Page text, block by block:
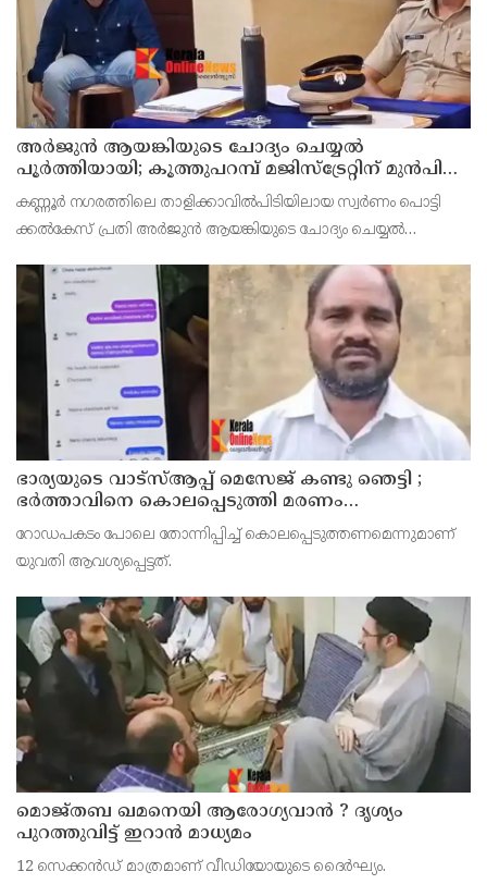
അര്‍ജുന്‍ ആയങ്കിയുടെ ചോദ്യം ചെയ്യല്‍
പൂര്‍ത്തിയായി; കൂത്തുപറമ്പ് മജിസ്ട്രേറ്റിന് മുൻപില്‍
ഹാജരാക്കും
കണ്ണൂർ നഗരത്തിലെ താളിക്കാവിൽപിടിയിലായ സ്വർണം പൊട്ടി
ക്കൽകേസ് പ്രതി അര്‍ജുന്‍ ആയങ്കിയുടെ ചോദ്യം ചെയ്യല്‍
ഭാര്യയുടെ വാട്സ്ആപ്പ് മെസേജ് കണ്ടു ഞെട്ടി ;
ഭര്‍ത്താവിനെ കൊലപ്പെടുത്തി മരണം
റോഡപകടമാക്കി മാറ്റാന്‍ കാമുകനുമായി
പദ്ധതിയിട്ട യുവതിയും സുഹൃത്തും ഒളിവില്‍
റോഡപകടം പോലെ തോന്നിപ്പിച്ച് കൊലപ്പെടുത്തണമെന്നുമാണ്
യുവതി ആവശ്യപ്പെട്ടത്.
മൊജ്തബ ഖമനെയി ആരോഗ്യവാന്‍ ? ദൃശ്യം
പുറത്തുവിട്ട് ഇറാന്‍ മാധ്യമം
12 സെക്കന്‍ഡ് മാത്രമാണ് വീഡിയോയുടെ ദൈര്‍ഘ്യം.